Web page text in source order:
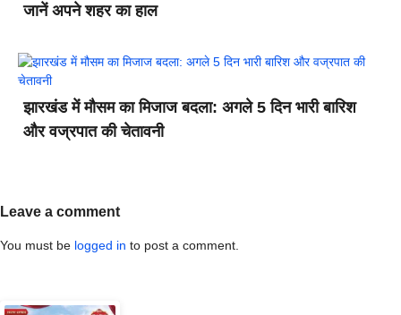
जानें अपने शहर का हाल
झारखंड में मौसम का मिजाज बदला: अगले 5 दिन भारी बारिश
और वज्रपात की चेतावनी
Leave a comment
You must be logged in to post a comment.